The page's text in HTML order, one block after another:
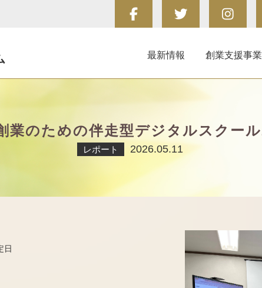
創業支援事業
最新情報
業のための伴走型デジタルスクー
レポート 2026.05.11
日